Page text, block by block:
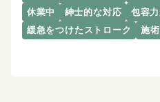
休業中
紳士的な対応
包容
緩急をつけたストローク
施